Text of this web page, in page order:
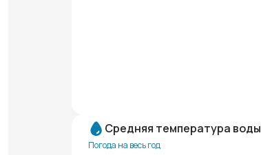
Средняя температура воды
Погода на весь год